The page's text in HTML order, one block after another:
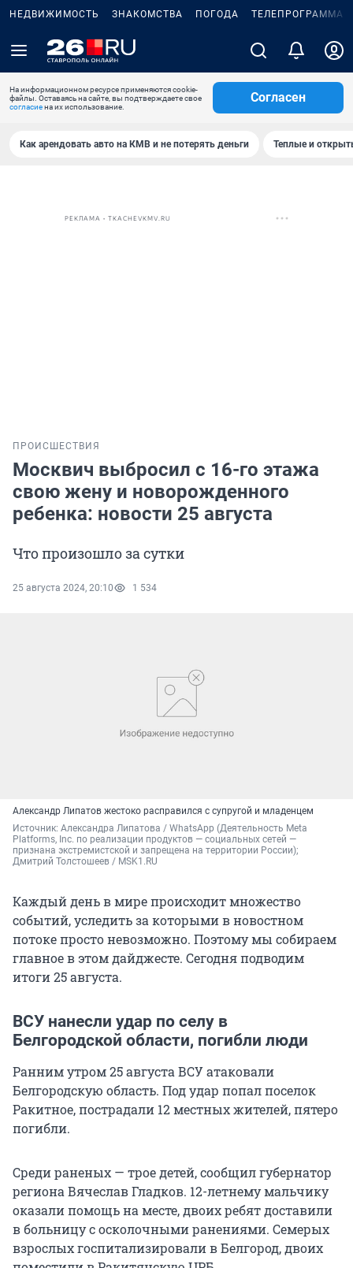
НЕДВИЖИМОСТЬ ЗНАКОМСТВА ПОГОДА ТЕЛЕПРОГРАММА
На информационном ресурсе применяются cookie-
файлы. Оставаясь на сайте, вы подтверждаете свое
согласиена их использование.
Согласен
Как арендовать авто на КМВ и не потерять деньги Теплые и
РЕКЛАМА • TKACHEVKMV.RU
ПРОИСШЕСТВИЯ
Москвич выбросил с 16-го этажа
свою жену и новорожденного
ребенка: новости 25 августа
Что произошло за сутки
25 августа 2024, 20:10 1 534
Александр Липатов жестоко расправился с супругой и младенцем
Источник: Александра Липатова / WhatsApp (Деятельность Meta
Platforms, Inc. по реализации продуктов — социальных сетей —
признана экстремистской и запрещена на территории России);
Дмитрий Толстошеев / MSK1.RU
Каждый день в мире происходит множество
событий, уследить за которыми в новостном
потоке просто невозможно. Поэтому мы собираем
главное в этом дайджесте. Сегодня подводим
итоги 25 августа.
ВСУ нанесли удар по селу в
Белгородской области, погибли люди
Ранним утром 25 августа ВСУ атаковали
Белгородскую область. Под удар попал поселок
Ракитное, пострадали 12 местных жителей, пятеро
погибли.
Среди раненых — трое детей, сообщил губернатор
региона Вячеслав Гладков. 12-летнему мальчику
оказали помощь на месте, двоих ребят доставили
в больницу с осколочными ранениями. Семерых
взрослых госпитализировали в Белгород, двоих